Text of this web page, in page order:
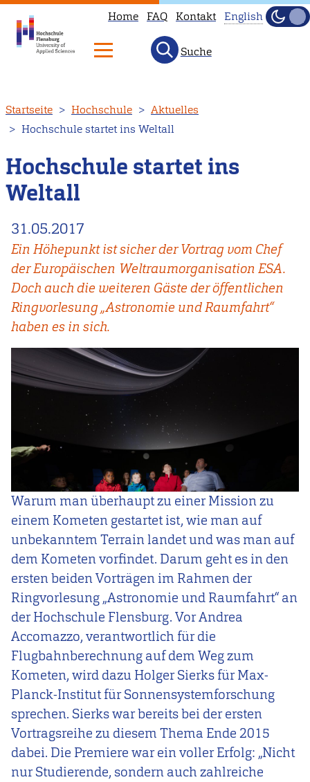
zum
Inhalt
Home FAQ Kontakt
English
main
page
instead.
English
Hell
Suche
Startseite Hochschule
Aktuelles
Hochschule startet ins Weltall
Hochschule startet ins
Weltall
31.05.2017
Ein Höhepunkt ist sicher der Vortrag vom Chef
der Europäischen Weltraumorganisation ESA.
Doch auch die weiteren Gäste der öffentlichen
Ringvorlesung „Astronomie und Raumfahrt“
haben es in sich.
Warum man überhaupt zu einer Mission zu
einem Kometen gestartet ist, wie man auf
unbekanntem Terrain landet und was man auf
dem Kometen vorfindet. Darum geht es in den
ersten beiden Vorträgen im Rahmen der
Ringvorlesung „Astronomie und Raumfahrt“ an
der Hochschule Flensburg. Vor Andrea
Accomazzo, verantwortlich für die
Flugbahnberechnung auf dem Weg zum
Kometen, wird dazu Holger Sierks für Max-
Planck-Institut für Sonnensystemforschung
sprechen. Sierks war bereits bei der ersten
Vortragsreihe zu diesem Thema Ende 2015
dabei. Die Premiere war ein voller Erfolg: „Nicht
nur Studierende, sondern auch zahlreiche